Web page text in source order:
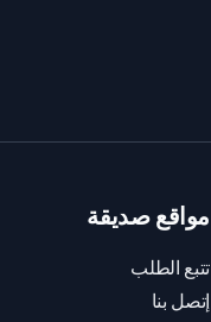
مواقع صديقة
تتبع الطلب
إتصل بنا